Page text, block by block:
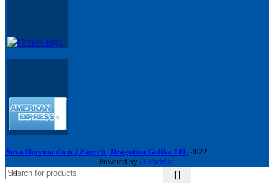
Nova Oprema d.o.o. | Zagreb | Dragutina Golika 101. 2022
Powered by IT-Podrška